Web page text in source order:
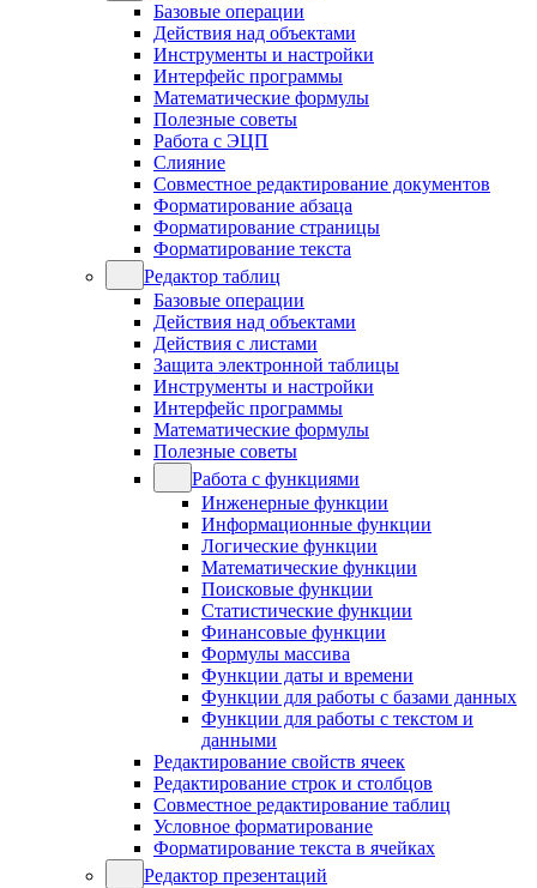
Базовые операции
Действия над объектами
Инструменты и настройки
Интерфейс программы
Математические формулы
Полезные советы
Работа с ЭЦП
Слияние
Совместное редактирование документов
Форматирование абзаца
Форматирование страницы
Форматирование текста
Редактор таблиц
Базовые операции
Действия над объектами
Действия с листами
Защита электронной таблицы
Инструменты и настройки
Интерфейс программы
Математические формулы
Полезные советы
Работа с функциями
Инженерные функции
Информационные функции
Логические функции
Математические функции
Поисковые функции
Статистические функции
Финансовые функции
Формулы массива
Функции даты и времени
Функции для работы с базами данных
Функции для работы с текстом и
данными
Редактирование свойств ячеек
Редактирование строк и столбцов
Совместное редактирование таблиц
Условное форматирование
Форматирование текста в ячейках
Редактор презентаций